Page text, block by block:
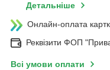
Детальніше
Онлайн-оплата
Реквізити ФОП
Всі умови оплати